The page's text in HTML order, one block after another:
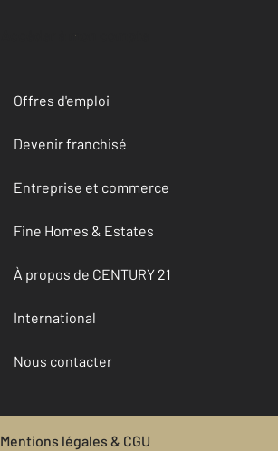
Accéder à mon compte
Offres d'emploi
Devenir franchisé
Entreprise et commerce
Fine Homes & Estates
À propos de CENTURY 21
International
Nous contacter
Mentions légales & CGU